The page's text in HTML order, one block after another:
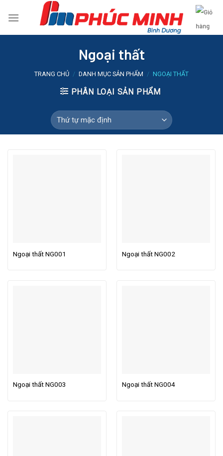
Ngoại thất
TRANG CHỦ / DANH MỤC SẢN PHẨM / NGOẠI THẤT
PHÂN LOẠI SẢN PHẨM
Ngoại thất NG001 Ngoại thất NG002
Ngoại thất NG003 Ngoại thất NG004